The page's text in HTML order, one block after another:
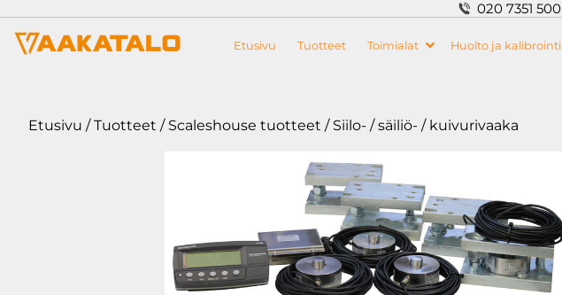
020 7351 500
Etusivu Tuotteet Toimialat Huolto ja kalibrointi
Etusivu /Tuotteet / Scaleshouse tuotteet / Siilo- / säiliö- / kuivurivaaka